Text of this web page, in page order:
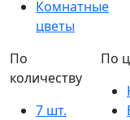
Комнатные
цветы
По
количеству
7 шт.
По